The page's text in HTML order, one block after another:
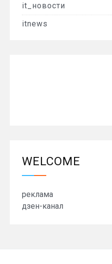
it_новости
itnews
WELCOME
реклама
дзен-канал